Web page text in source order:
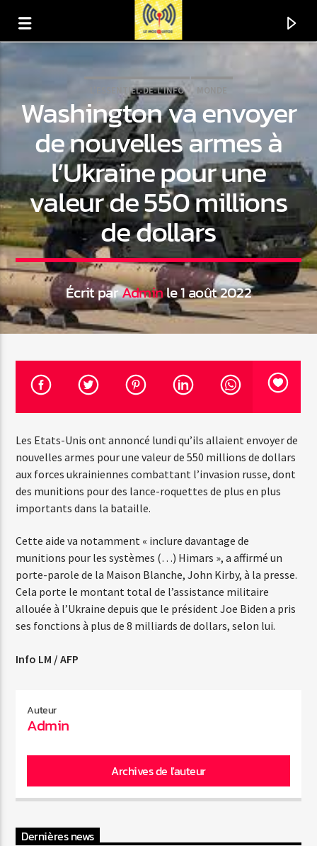
En ce moment
Titre
Artiste
Emission en cours
Web-Radio-Années 100% 80s
07:00 22:00
Web-Radio-Le-Mosquitos
Web-Radio-Sicily
Web-Radio-Années 70
L'ESSENTIEL-DE-L'INFO MONDE
Washington va envoyer
de nouvelles armes à
l’Ukraine pour une
valeur de 550 millions
de dollars
Écrit parAdminle 1 août 2022
Les Etats-Unis ont annoncé lundi qu’ils allaient envoyer de
nouvelles armes pour une valeur de 550 millions de dollars
aux forces ukrainiennes combattant l’invasion russe, dont
des munitions pour des lance-roquettes de plus en plus
importants dans la bataille.
Cette aide va notamment « inclure davantage de
munitions pour les systèmes (…) Himars », a affirmé un
porte-parole de la Maison Blanche, John Kirby, à la presse.
Cela porte le montant total de l’assistance militaire
allouée à l’Ukraine depuis que le président Joe Biden a pris
ses fonctions à plus de 8 milliards de dollars, selon lui.
Info LM / AFP
Auteur
Admin
Archives de l'auteur
Dernières news